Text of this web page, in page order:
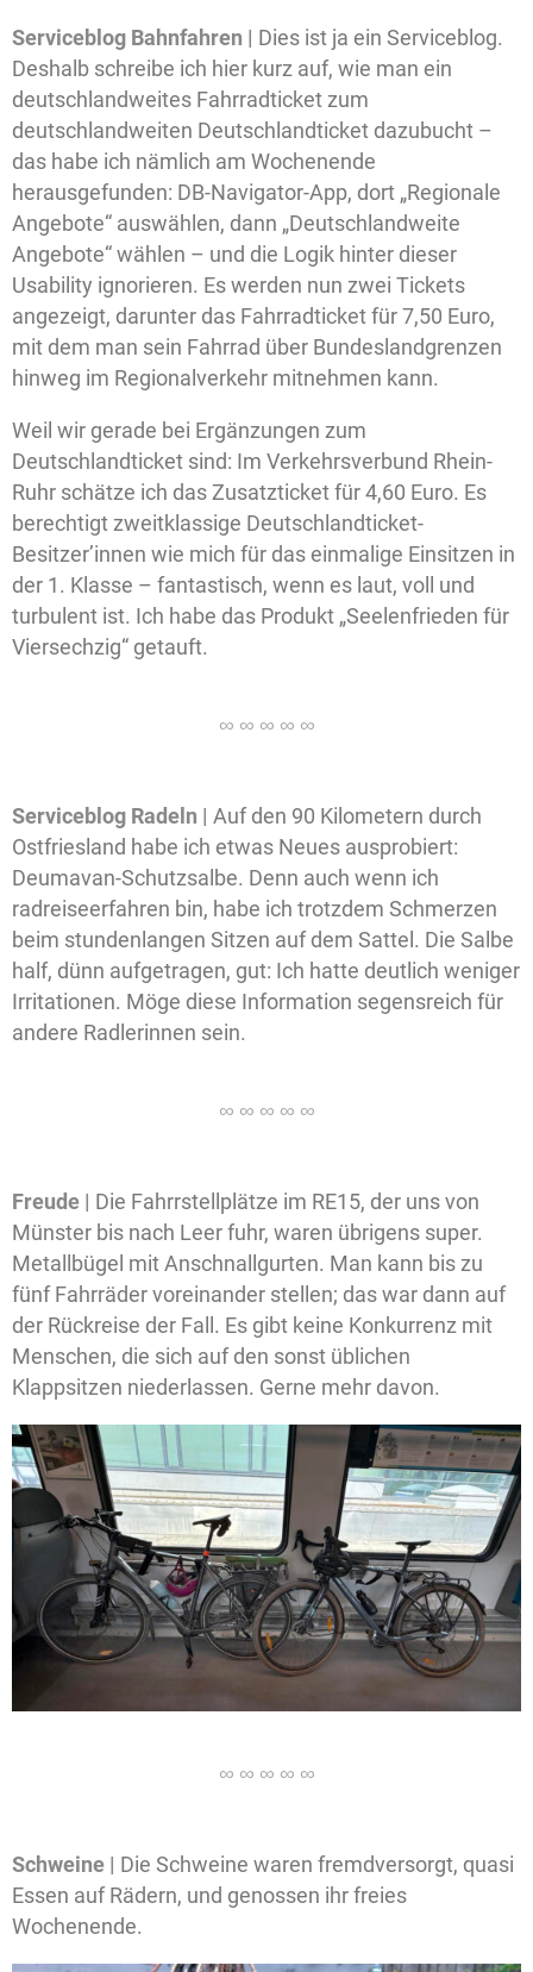
Serviceblog Bahnfahren | Dies ist ja ein Serviceblog.
Deshalb schreibe ich hier kurz auf, wie man ein
deutschlandweites Fahrradticket zum
deutschlandweiten Deutschlandticket dazubucht –
das habe ich nämlich am Wochenende
herausgefunden: DB-Navigator-App, dort „Regionale
Angebote“ auswählen, dann „Deutschlandweite
Angebote“ wählen – und die Logik hinter dieser
Usability ignorieren. Es werden nun zwei Tickets
angezeigt, darunter das Fahrradticket für 7,50 Euro,
mit dem man sein Fahrrad über Bundeslandgrenzen
hinweg im Regionalverkehr mitnehmen kann.
Weil wir gerade bei Ergänzungen zum
Deutschlandticket sind: Im Verkehrsverbund Rhein-
Ruhr schätze ich das Zusatzticket für 4,60 Euro. Es
berechtigt zweitklassige Deutschlandticket-
Besitzer’innen wie mich für das einmalige Einsitzen in
der 1. Klasse – fantastisch, wenn es laut, voll und
turbulent ist. Ich habe das Produkt „Seelenfrieden für
Viersechzig“ getauft.
Serviceblog Radeln | Auf den 90 Kilometern durch
Ostfriesland habe ich etwas Neues ausprobiert:
Deumavan-Schutzsalbe. Denn auch wenn ich
radreiseerfahren bin, habe ich trotzdem Schmerzen
beim stundenlangen Sitzen auf dem Sattel. Die Salbe
half, dünn aufgetragen, gut: Ich hatte deutlich weniger
Irritationen. Möge diese Information segensreich für
andere Radlerinnen sein.
Freude | Die Fahrrstellplätze im RE15, der uns von
Münster bis nach Leer fuhr, waren übrigens super.
Metallbügel mit Anschnallgurten. Man kann bis zu
fünf Fahrräder voreinander stellen; das war dann auf
der Rückreise der Fall. Es gibt keine Konkurrenz mit
Menschen, die sich auf den sonst üblichen
Klappsitzen niederlassen. Gerne mehr davon.
Schweine | Die Schweine waren fremdversorgt, quasi
Essen auf Rädern, und genossen ihr freies
Wochenende.